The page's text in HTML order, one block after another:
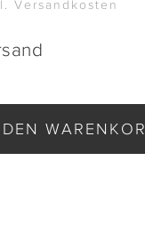
Versandkosten